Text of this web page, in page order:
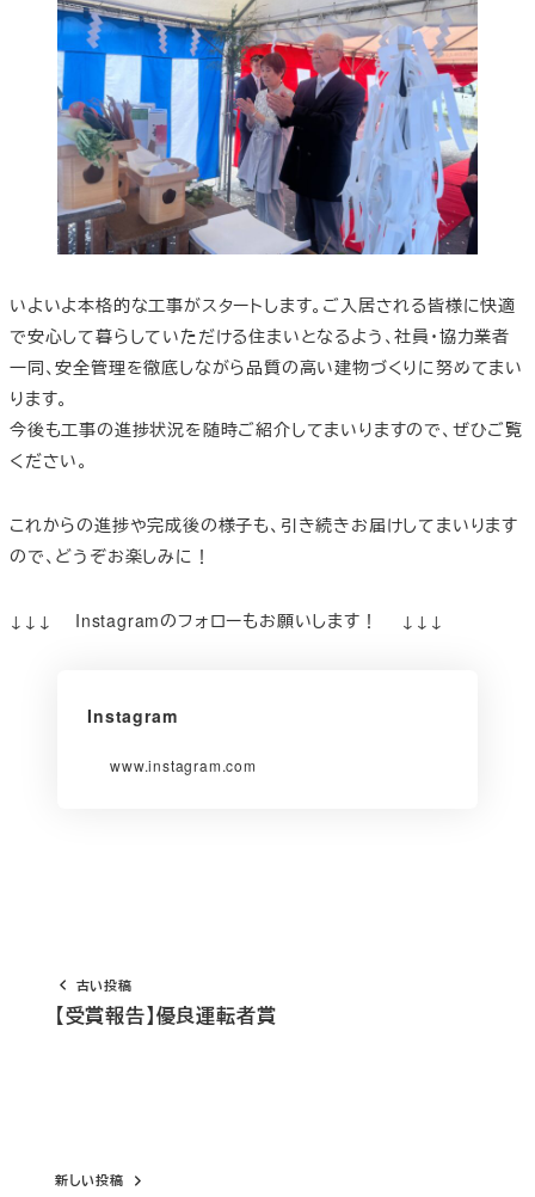
いよいよ本格的な工事がスタートします。ご入居される皆様に快適
で安心して暮らしていただける住まいとなるよう、社員・協力業者
一同、安全管理を徹底しながら品質の高い建物づくりに努めてまい
ります。
今後も工事の進捗状況を随時ご紹介してまいりますので、ぜひご覧
ください。
これからの進捗や完成後の様子も、引き続きお届けしてまいります
ので、どうぞお楽しみに！
↓↓↓ Instagramのフォローもお願いします！ ↓↓↓
Instagram
www.instagram.com
古い投稿
【受賞報告】優良運転者賞
新しい投稿